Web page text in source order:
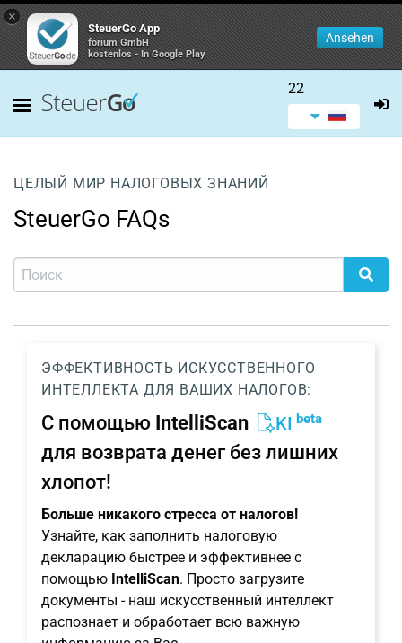
×
SteuerGo App
forium GmbH
kostenlos - In Google Play
Ansehen
22
ЦЕЛЫЙ МИР НАЛОГОВЫХ ЗНАНИЙ
SteuerGo FAQs
ЭФФЕКТИВНОСТЬ ИСКУССТВЕННОГО
ИНТЕЛЛЕКТА ДЛЯ ВАШИХ НАЛОГОВ:
С помощью IntelliScan KI beta
для возврата денег без лишних
хлопот!
Больше никакого стресса от налогов!
Узнайте, как заполнить налоговую
декларацию быстрее и эффективнее с
помощью IntelliScan. Просто загрузите
документы - наш искусственный интеллект
распознает и обработает всю важную